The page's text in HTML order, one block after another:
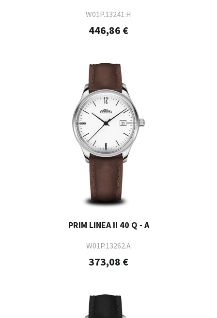
W01P.13241.H
446,86 €
PRIM LINEA II 40 Q - A
W01P.13262.A
373,08 €